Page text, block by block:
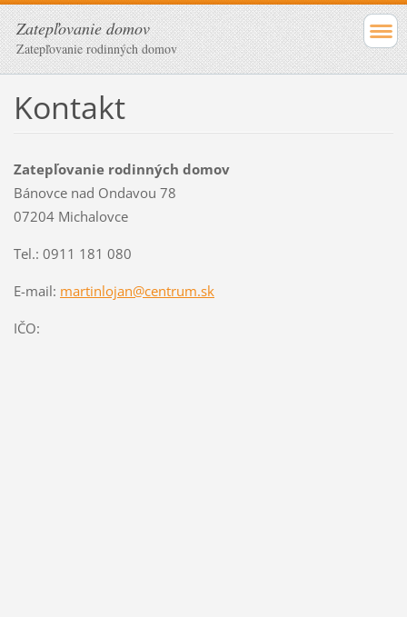
Zatepľovanie domov
Zatepľovanie rodinných domov
Kontakt
Zatepľovanie rodinných domov
Bánovce nad Ondavou 78
07204 Michalovce
Tel.: 0911 181 080
E-mail: martinlojan@centrum.sk
IČO: